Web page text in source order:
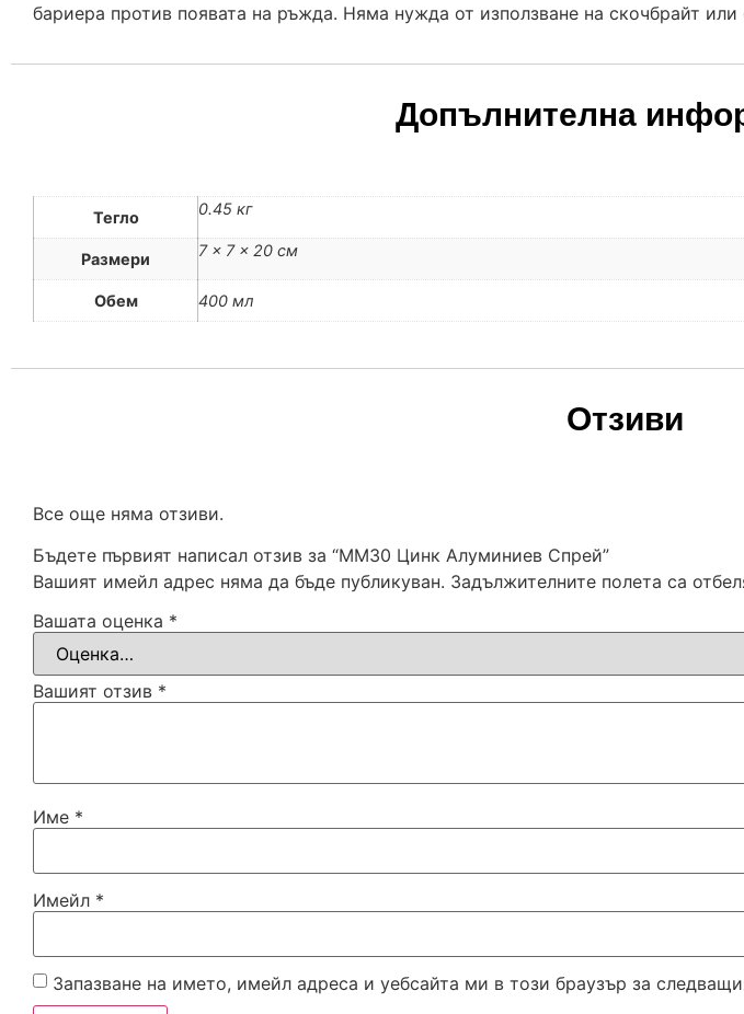
бариера против появата на ръжда. Няма нужда от използване на скочбрайт
Допълнителна
Тегло 0.45 кг
Размери 7 × 7 × 20 см
Обем 400 мл
Отзиви
Все още няма отзиви.
Бъдете първият написал отзив за “MM30 Цинк Алуминиев Спрей”
Вашият имейл адрес няма да бъде публикуван. Задължителните полета са
Вашата оценка *
Вашият отзив *
Име *
Имейл *
Запазване на името, имейл адреса и уебсайта ми в този браузър за